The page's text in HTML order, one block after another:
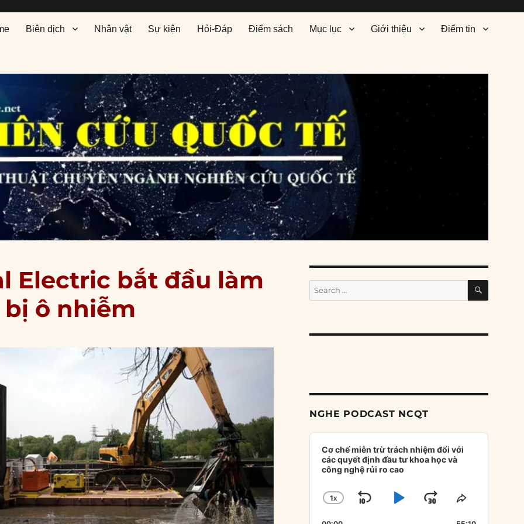
Biên dịch Nhân vật Sự kiện Hỏi-Đáp Điểm sách Mục lục Giới thiệu Điểm tin
Electric bắt đầu làm
bị ô nhiễm
Search
for:
SEARCH
NGHE PODCAST NCQT
Audio
Player
Cơ chế miễn trừ trách nhiệm đối với
các quyết định đầu tư khoa học và
công nghệ rủi ro cao
CHANGE
1X
SKIPPLAYJUMPSHARE